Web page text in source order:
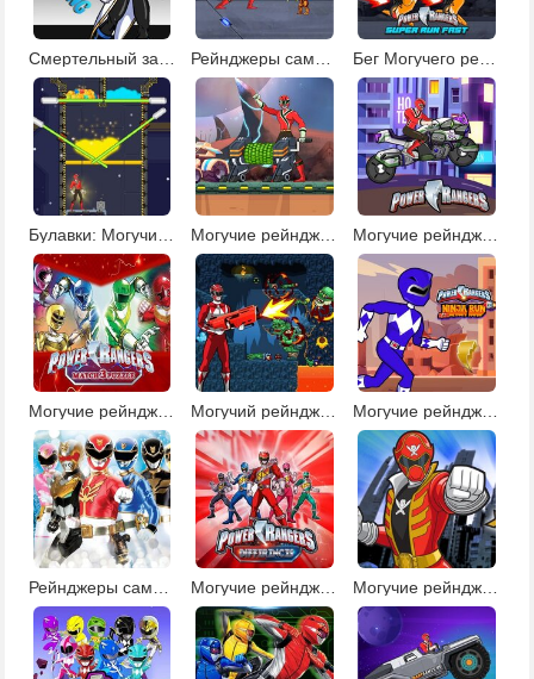
Бег Могучего рейнджера
Могучие рейнджеры: космический золотоискатель Могучие рейнджеры: гонки
Могучие рейнджеры: три в ряд Могучий рейнджер против зомби Могучие рейнджеры: экстремальный забег
Могучие рейнджеры: найди отличия Могучие рейнджеры: стрельба с рикошетом